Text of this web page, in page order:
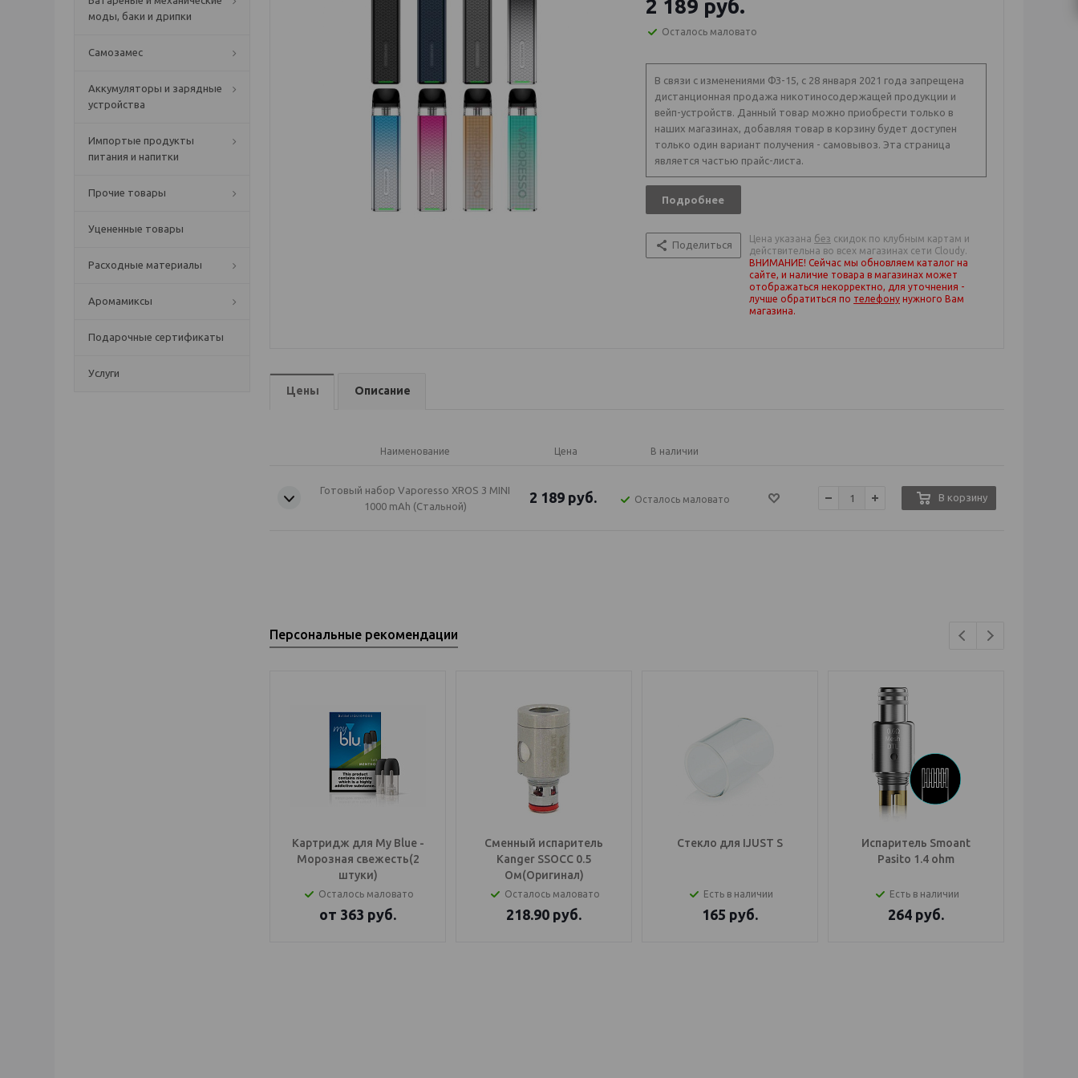
моды, баки и дрипки
Самозамес
Аккумуляторы и зарядные
устройства
Импортые продукты
питания и напитки
Прочие товары
Уцененные товары
Расходные материалы
Аромамиксы
Подарочные сертификаты
Услуги
2 189 руб.
Осталось маловато
В связи с изменениями ФЗ-15, с 28 января 2021 года запрещена
дистанционная продажа никотиносодержащей продукции и
вейп-устройств. Данный товар можно приобрести только в
наших магазинах, добавляя товар в корзину будет доступен
только один вариант получения - самовывоз. Эта страница
является частью прайс-листа.
Подробнее
Поделиться
Цена указана без скидок по клубным картам и
действительна во всех магазинах сети Cloudy.
ВНИМАНИЕ! Сейчас мы обновляем каталог на
сайте, и наличие товара в магазинах может
отображаться некорректно, для уточнения -
лучше обратиться по телефону нужного Вам
магазина.
Цены Описание
Наименование Цена В наличии
Готовый набор Vaporesso XROS 3 MINI
1000 mAh (Стальной)
2 189 руб. Осталось маловато В корзину
Персональные рекомендации
Картридж для My Blue -
Морозная свежесть(2
штуки)
Осталось маловато
от 363 руб.
Сменный испаритель
Kanger SSOCC 0.5
Ом(Оригинал)
Осталось маловато
218.90 руб.
Стекло для IJUST S
Есть в наличии
165 руб.
Испаритель Smoant
Pasito 1.4 ohm
Есть в наличии
264 руб.